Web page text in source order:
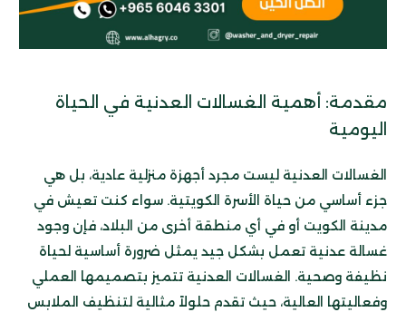
مقدمة: أهمية الغسالات العدنية في الحياة
اليومية
الغسالات العدنية ليست مجرد أجهزة منزلية عادية، بل هي
جزء أساسي من حياة الأسرة الكويتية. سواء كنت تعيش في
مدينة الكويت أو في أي منطقة أخرى من البلاد، فإن وجود
غسالة عدنية تعمل بشكل جيد يمثل ضرورة أساسية لحياة
نظيفة وصحية. الغسالات العدنية تتميز بتصميمها العملي
وفعاليتها العالية، حيث تقدم حلولاً مثالية لتنظيف الملابس